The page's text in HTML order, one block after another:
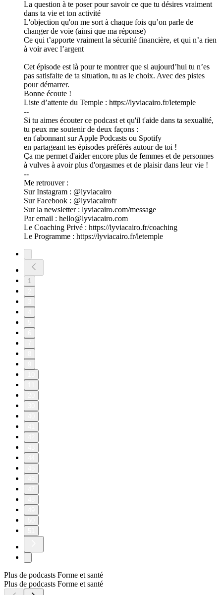
La question à te poser pour savoir ce que tu désires vraiment
dans ta vie et ton activité
L'objection qu'on me sort à chaque fois qu’on parle de
changer de voie (ainsi que ma réponse)
Ce qui t’apporte vraiment la sécurité financière, et qui n’a rien
à voir avec l’argent
Cet épisode est là pour te montrer que si aujourd’hui tu n’es
pas satisfaite de ta situation, tu as le choix. Avec des pistes
pour démarrer.
Bonne écoute !
Liste d’attente du Temple : https://lyviacairo.fr/letemple
--
Si tu aimes écouter ce podcast et qu'il t'aide dans ta sexualité,
tu peux me soutenir de deux façons :
en t'abonnant sur Apple Podcasts ou Spotify
en partageant tes épisodes préférés autour de toi !
Ça me permet d'aider encore plus de femmes et de personnes
à vulves à avoir plus d'orgasmes et de plaisir dans leur vie !
--
Me retrouver :
Sur Instagram : @lyviacairo
Sur Facebook : @lyviacairofr
Sur la newsletter : lyviacairo.com/message
Par email : hello@lyviacairo.com
Le Coaching Privé : https://lyviacairo.fr/coaching
Le Programme : https://lyviacairo.fr/letemple
1
Plus de podcasts Forme et santé
Plus de podcasts Forme et santé